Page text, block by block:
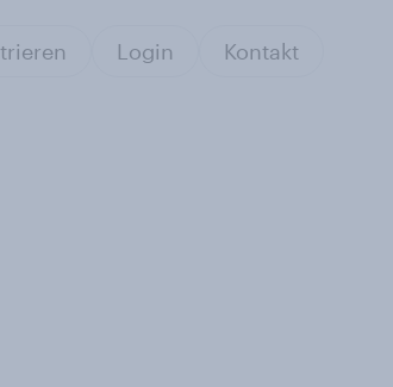
Login Kontakt